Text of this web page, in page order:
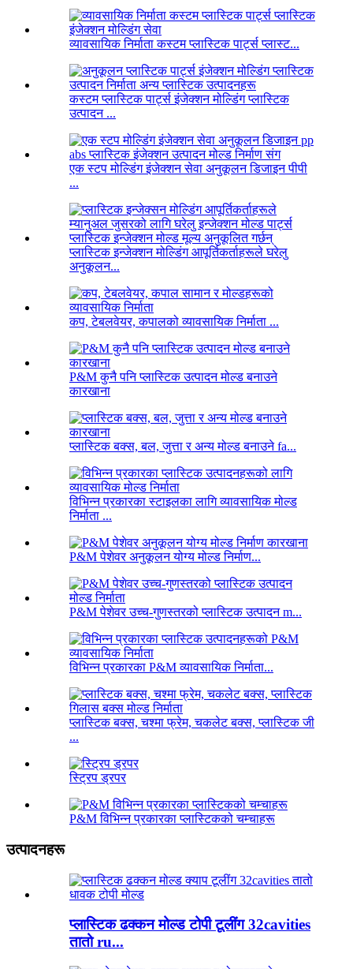
व्यावसायिक निर्माता कस्टम प्लास्टिक पार्ट्स प्लास्ट...
कस्टम प्लास्टिक पार्ट्स इंजेक्शन मोल्डिंग प्लास्टिक
उत्पादन ...
एक स्टप मोल्डिंग इंजेक्शन सेवा अनुकूलन डिजाइन पीपी
...
प्लास्टिक इन्जेक्शन मोल्डिंग आपूर्तिकर्ताहरूले घरेलु
अनुकूलन...
कप, टेबलवेयर, कपालको व्यावसायिक निर्माता ...
P&M कुनै पनि प्लास्टिक उत्पादन मोल्ड बनाउने
कारखाना
प्लास्टिक बक्स, बल, जुत्ता र अन्य मोल्ड बनाउने fa...
विभिन्न प्रकारका स्टाइलका लागि व्यावसायिक मोल्ड
निर्माता ...
P&M पेशेवर अनुकूलन योग्य मोल्ड निर्माण...
P&M पेशेवर उच्च-गुणस्तरको प्लास्टिक उत्पादन m...
विभिन्न प्रकारका P&M व्यावसायिक निर्माता...
प्लास्टिक बक्स, चश्मा फ्रेम, चकलेट बक्स, प्लास्टिक जी
...
स्ट्रिप ड्रपर
P&M विभिन्न प्रकारका प्लास्टिकको चम्चाहरू
उत्पादनहरू
प्लास्टिक ढक्कन मोल्ड टोपी टूलींग 32cavities
तातो ru...